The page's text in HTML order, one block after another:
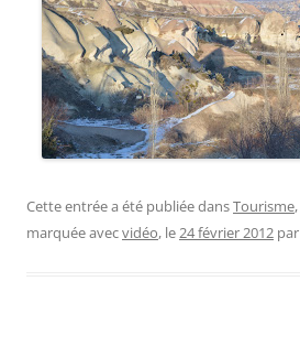
Cette entrée a été publiée dansTourisme,
marquée avecvidéo, le24 février 2012 par